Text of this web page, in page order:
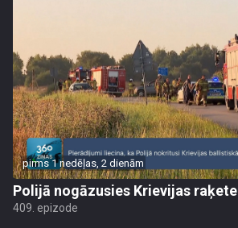
pirms 1 nedēļas, 2 dienām
Polijā nogāzusies Krievijas raķete
409. epizode